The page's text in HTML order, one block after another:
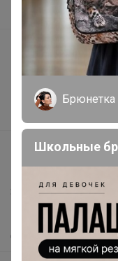
Подарочные
Реклама на сайте
Поставщикам
Вакансии
support@24-ok.ru
Написать в
Защита покупателя
О нас
Брюнетка
Школьные